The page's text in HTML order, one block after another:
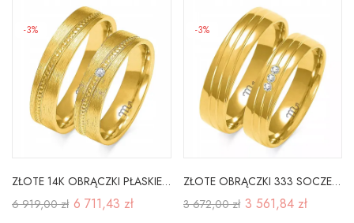
-3%
ZŁOTE 14K OBRĄCZKI PŁASKIE 5mm BRYLANT GRAWER
6 919,00 zł 6 711,43 zł
-3%
ZŁOTE OBRĄCZKI 333 SOCZEWKA 5mm CYRKONIE GRAWER
3 672,00 zł 3 561,84 zł